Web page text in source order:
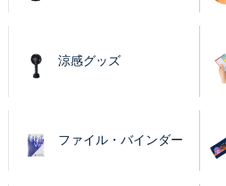
涼感グッズ
ファイル・バインダー